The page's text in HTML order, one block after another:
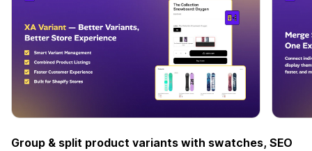
Group & split product variants with swatches, SEO